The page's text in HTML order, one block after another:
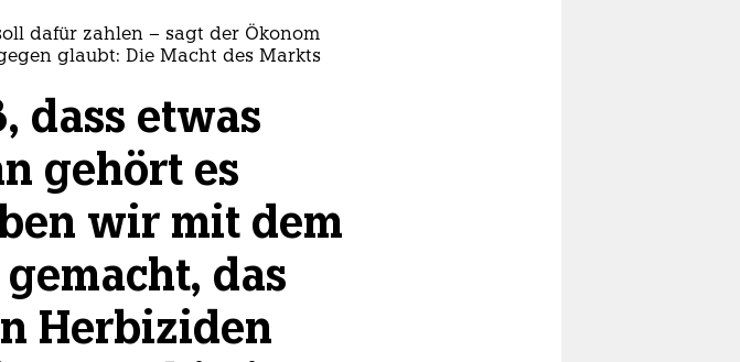
dafür zahlen – sagt der Ökonom
glaubt: Die Macht des Markts
dass etwas
gehört es
wir mit dem
das
Herbiziden